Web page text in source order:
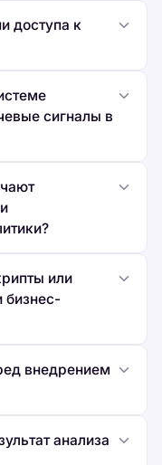
доступа к
сигналы в
или
бизнес-
внедрением
анализа